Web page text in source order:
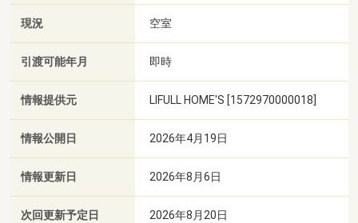
現況 空室
引渡可能年月 即時
情報提供元 LIFULL HOME'S [1572970000018]
情報公開日 2026年4月19日
情報更新日 2026年8月6日
次回更新予定日 2026年8月20日